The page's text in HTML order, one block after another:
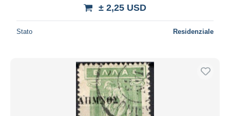
± 2,25 USD
Stato Residenziale